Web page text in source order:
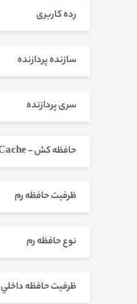
رده کاربری
سازنده پردازنده
سری پردازنده
حافظه کش - Cache
ظرفیت حافظه رم
نوع حافظه رم
ظرفيت حافظه داخلي